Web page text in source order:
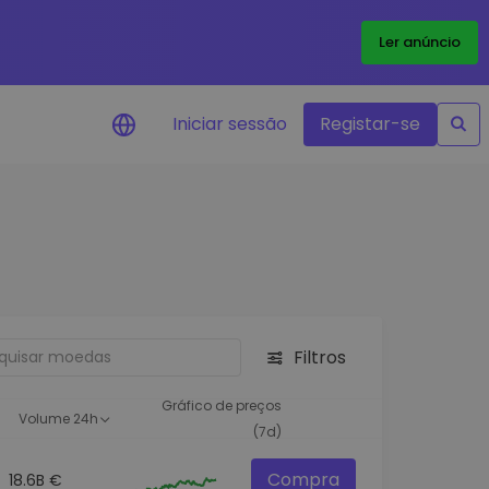
Ler anúncio
investimento
Ideias inteligentes para um
desempenho ótimo
Iniciar sessão Registar-se
Filtros
Volume 24h
Gráfico de preços
(7d)
18.6B € Compra